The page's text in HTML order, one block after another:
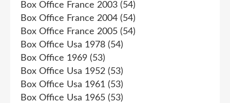
Box Office France 2003 (54)
Box Office France 2004 (54)
Box Office France 2005 (54)
Box Office Usa 1978 (54)
Box Office 1969 (53)
Box Office Usa 1952 (53)
Box Office Usa 1961 (53)
Box Office Usa 1965 (53)